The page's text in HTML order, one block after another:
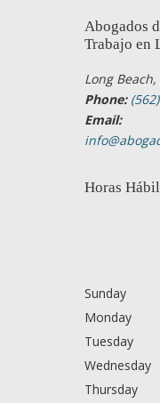
Abogados
Trabajo en
Long Beach,
Phone:
Email:
Horas
Sunday
Monday
Tuesday
Wednesday
Thursday